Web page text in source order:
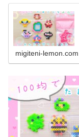
migiteni-lemon.com